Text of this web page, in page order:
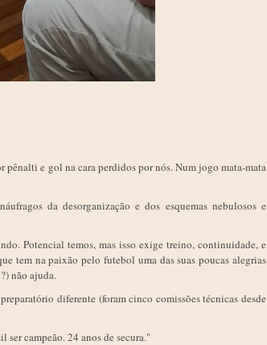
e gol na cara perdidos por nós. Num jogo mata-mata
da desorganização e dos esquemas nebulosos e
Potencial temos, mas isso exige treino, continuidade, e
tem na paixão pelo futebol uma das suas poucas alegrias
não ajuda.
diferente (foram cinco comissões técnicas desde
campeão. 24 anos de secura."